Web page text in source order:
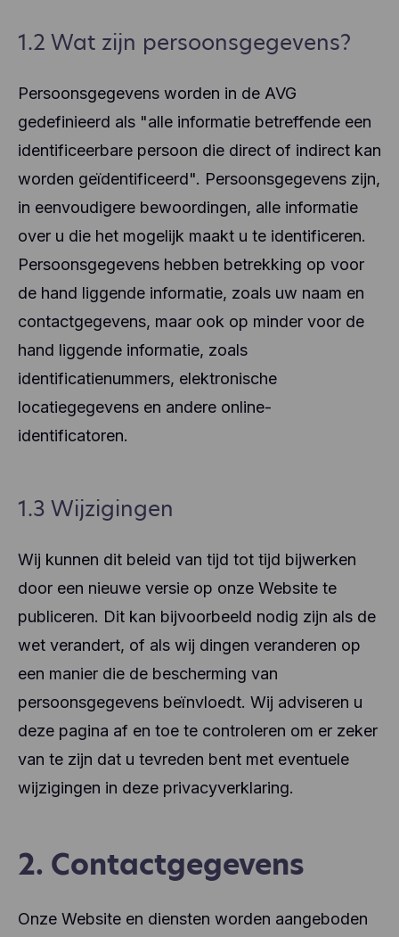
1.2 Wat zijn persoonsgegevens?
Persoonsgegevens worden in de AVG
gedefinieerd als "alle informatie betreffende een
identificeerbare persoon die direct of indirect kan
worden geïdentificeerd". Persoonsgegevens zijn,
in eenvoudigere bewoordingen, alle informatie
over u die het mogelijk maakt u te identificeren.
Persoonsgegevens hebben betrekking op voor
de hand liggende informatie, zoals uw naam en
contactgegevens, maar ook op minder voor de
hand liggende informatie, zoals
identificatienummers, elektronische
locatiegegevens en andere online-
identificatoren.
1.3 Wijzigingen
Wij kunnen dit beleid van tijd tot tijd bijwerken
door een nieuwe versie op onze Website te
publiceren. Dit kan bijvoorbeeld nodig zijn als de
wet verandert, of als wij dingen veranderen op
een manier die de bescherming van
persoonsgegevens beïnvloedt. Wij adviseren u
deze pagina af en toe te controleren om er zeker
van te zijn dat u tevreden bent met eventuele
wijzigingen in deze privacyverklaring.
2. Contactgegevens
Onze Website en diensten worden aangeboden